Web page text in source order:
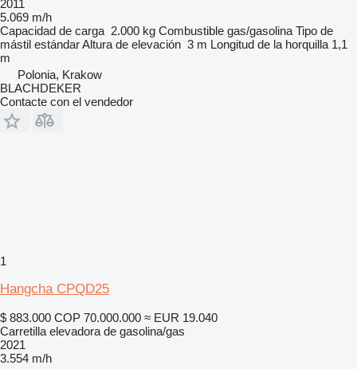
2011
5.069 m/h
Capacidad de carga 2.000 kg Combustible gas/gasolina Tipo de
mástil estándarAltura de elevación 3 m Longitud de la horquilla 1,1
m
Polonia, Krakow
BLACHDEKER
Contacte con el vendedor
1
Hangcha CPQD25
$ 883.000 COP 70.000.000 ≈ EUR 19.040
Carretilla elevadora de gasolina/gas
2021
3.554 m/h